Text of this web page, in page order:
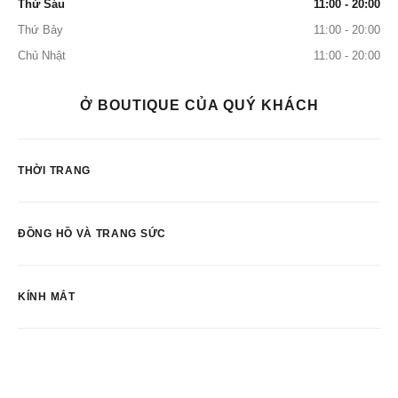
Thứ Sáu
11:00 - 20:00
Thứ Bảy
11:00 - 20:00
Chủ Nhật
11:00 - 20:00
Ở BOUTIQUE CỦA QUÝ KHÁCH
THỜI TRANG
ĐỒNG HỒ VÀ TRANG SỨC
KÍNH MẮT